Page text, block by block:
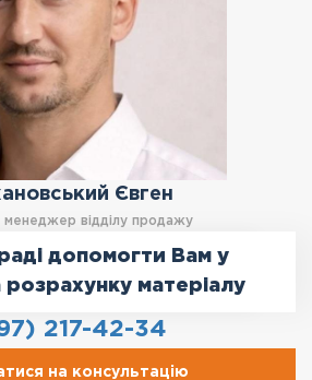
Євген
менеджер відділу продажу
допомогти Вам у
розрахунку матеріалу
217-42-34
на консультацію